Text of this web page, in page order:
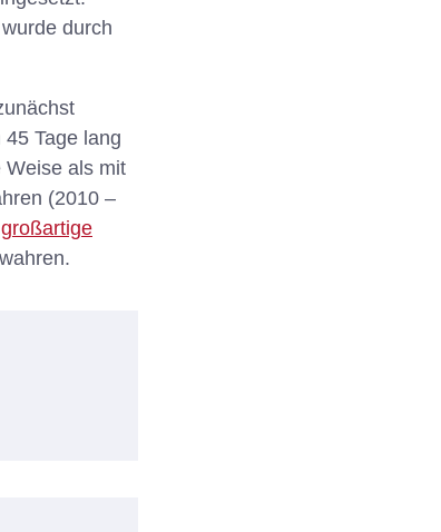
durch
Tage lang
Weise als mit
(2010 –
großartige